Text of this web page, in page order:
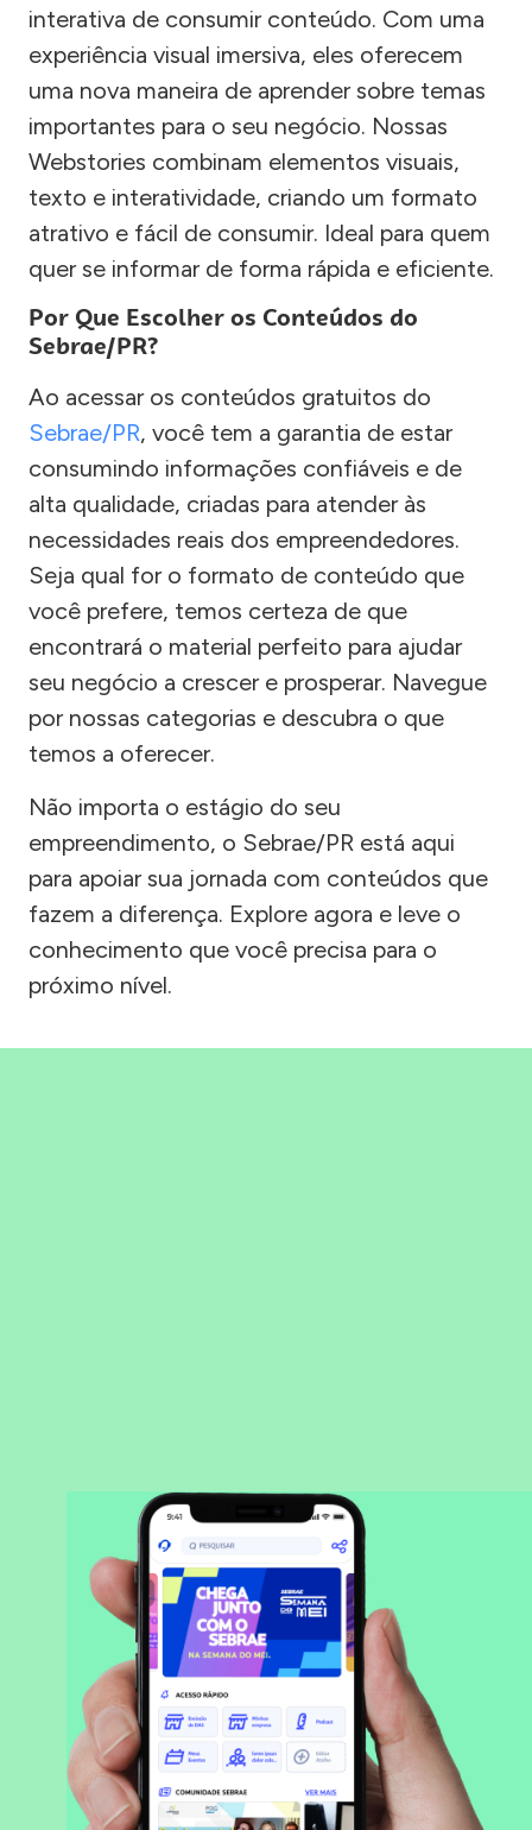
interativa de consumir conteúdo. Com uma
experiência visual imersiva, eles oferecem
uma nova maneira de aprender sobre temas
importantes para o seu negócio. Nossas
Webstories combinam elementos visuais,
texto e interatividade, criando um formato
atrativo e fácil de consumir. Ideal para quem
quer se informar de forma rápida e eficiente.
Por Que Escolher os Conteúdos do
Sebrae/PR?
Ao acessar os conteúdos gratuitos do
Sebrae/PR, você tem a garantia de estar
consumindo informações confiáveis e de
alta qualidade, criadas para atender às
necessidades reais dos empreendedores.
Seja qual for o formato de conteúdo que
você prefere, temos certeza de que
encontrará o material perfeito para ajudar
seu negócio a crescer e prosperar. Navegue
por nossas categorias e descubra o que
temos a oferecer.
Não importa o estágio do seu
empreendimento, o Sebrae/PR está aqui
para apoiar sua jornada com conteúdos que
fazem a diferença. Explore agora e leve o
conhecimento que você precisa para o
próximo nível.